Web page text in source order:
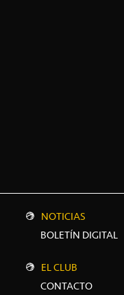
NOTICIAS
BOLETÍN DIGITAL
EL CLUB
CONTACTO